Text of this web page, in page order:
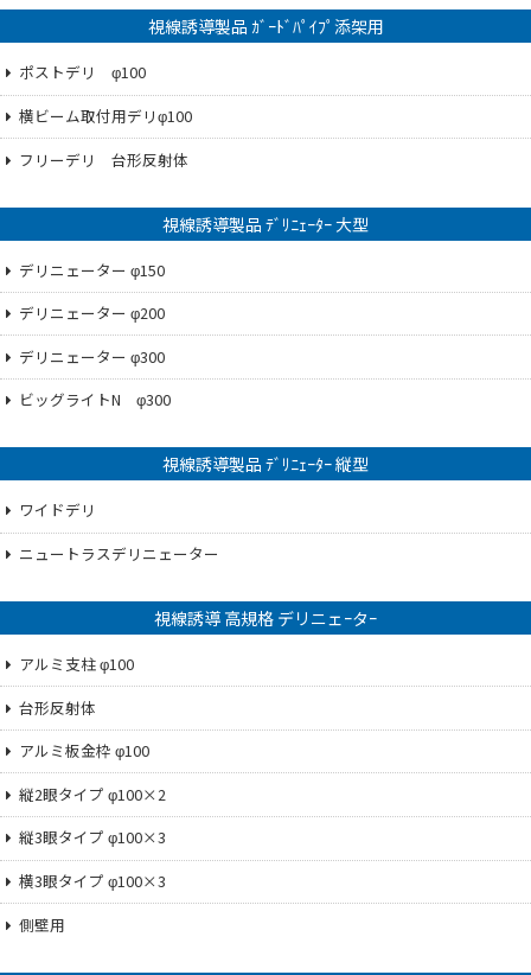
視線誘導製品 ｶﾞｰﾄﾞﾊﾟｲﾌﾟ添架用
ポストデリ φ100
横ビーム取付用デリφ100
フリーデリ 台形反射体
視線誘導製品 ﾃﾞﾘﾆｪｰﾀｰ 大型
デリニェーター φ150
デリニェーター φ200
デリニェーター φ300
ビッグライトN φ300
視線誘導製品 ﾃﾞﾘﾆｪｰﾀｰ 縦型
ワイドデリ
ニュートラスデリニェーター
視線誘導 高規格 デリニェｰタｰ
アルミ支柱 φ100
台形反射体
アルミ板金枠 φ100
縦2眼タイプ φ100×2
縦3眼タイプ φ100×3
横3眼タイプ φ100×3
側壁用